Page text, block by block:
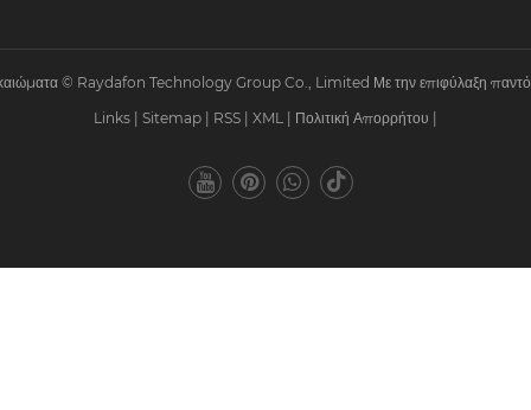
© Raydafon Technology Group Co., Limited Με την επιφύλαξη
Links
Sitemap RSS XML Πολιτική Απορρήτου